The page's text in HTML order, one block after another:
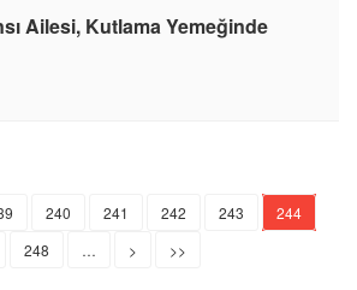
Ailesi, Kutlama Yemeğinde
240 241 242 243
244
248 … > >>